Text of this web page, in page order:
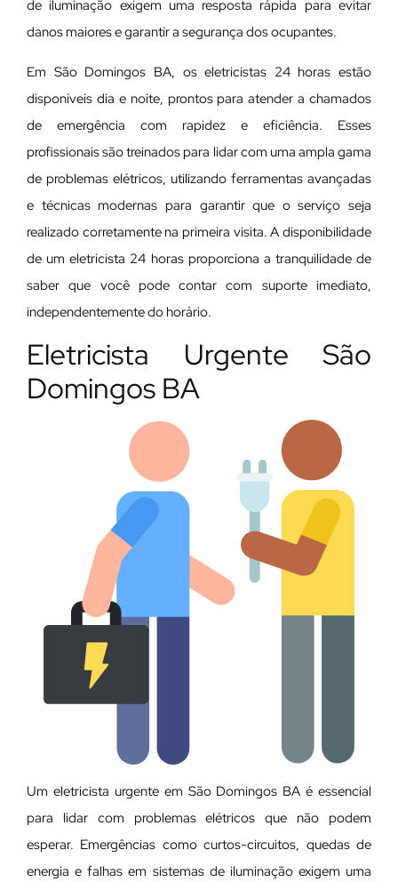
de iluminação exigem uma resposta rápida para evitar
danos maiores e garantir a segurança dos ocupantes.
Em São Domingos BA, os eletricistas 24 horas estão
disponíveis dia e noite, prontos para atender a chamados
de emergência com rapidez e eficiência. Esses
profissionais são treinados para lidar com uma ampla gama
de problemas elétricos, utilizando ferramentas avançadas
e técnicas modernas para garantir que o serviço seja
realizado corretamente na primeira visita. A disponibilidade
de um eletricista 24 horas proporciona a tranquilidade de
saber que você pode contar com suporte imediato,
independentemente do horário.
Eletricista Urgente São
Domingos BA
Um eletricista urgente em São Domingos BA é essencial
para lidar com problemas elétricos que não podem
esperar. Emergências como curtos-circuitos, quedas de
energia e falhas em sistemas de iluminação exigem uma